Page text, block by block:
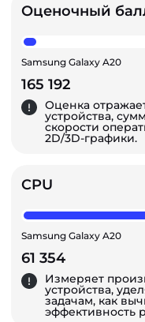
Оценочный
Samsung Galaxy A20
165 192
Оценка
устройства,
скорости
2D/3D-графики.
CPU
Samsung Galaxy A20
61 354
Измеряет
устройства,
задачам, как
эффективность